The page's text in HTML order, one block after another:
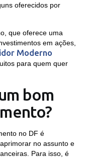
oferecidos por
que oferece uma
em ações,
Moderno
para quem quer
bom
no DF é
no assunto e
Para isso, é